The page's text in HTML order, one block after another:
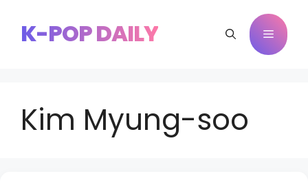
contenido
K-POP DAILY Menú
Kim Myung-soo